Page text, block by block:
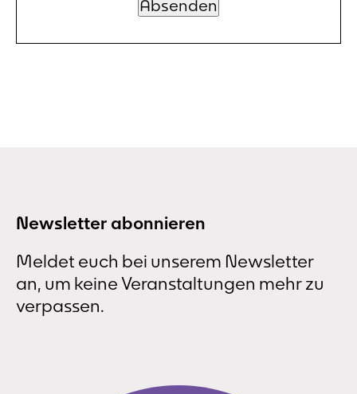
Newsletter abonnieren
Meldet euch bei unserem Newsletter
an, um keine Veranstaltungen mehr zu
verpassen.